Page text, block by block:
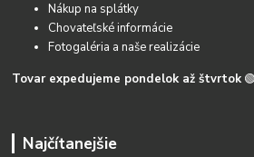
Nákup na splátky
Chovateľské informácie
Fotogaléria a naše realizácie
Tovar expedujeme pondelok až štvrtok 🟢
Najčítanejšie